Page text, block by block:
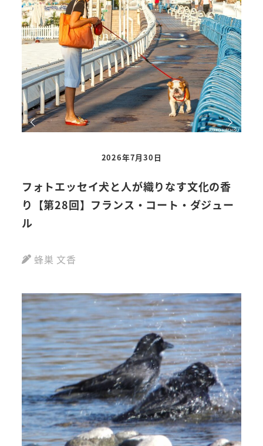
2026年7月30日
フォトエッセイ犬と人が織りなす文化の香
り【第28回】フランス・コート・ダジュー
ル
蜂巣 文香